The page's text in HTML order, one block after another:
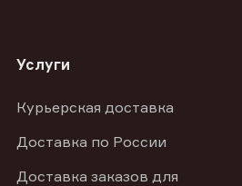
Услуги
Курьерская доставка
Доставка по России
Доставка заказов для